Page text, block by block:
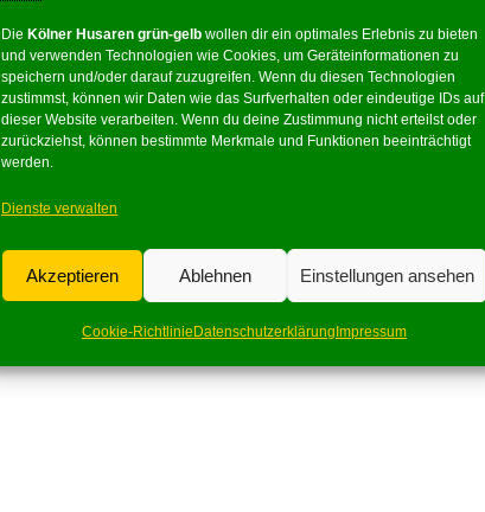
Die Kölner Husaren grün-gelb wollen dir ein optimales Erlebnis zu bieten
und verwenden Technologien wie Cookies, um Geräteinformationen zu
speichern und/oder darauf zuzugreifen. Wenn du diesen Technologien
zustimmst, können wir Daten wie das Surfverhalten oder eindeutige IDs auf
dieser Website verarbeiten. Wenn du deine Zustimmung nicht erteilst oder
zurückziehst, können bestimmte Merkmale und Funktionen beeinträchtigt
werden.
Dienste verwalten
Akzeptieren Ablehnen Einstellungen ansehen
Cookie-Richtlinie Datenschutzerklärung Impressum